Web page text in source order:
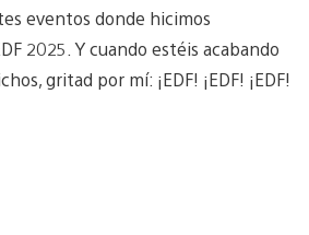
eventos donde hicimos
2025. Y cuando estéis acabando
gritad por mí: ¡EDF! ¡EDF! ¡EDF!